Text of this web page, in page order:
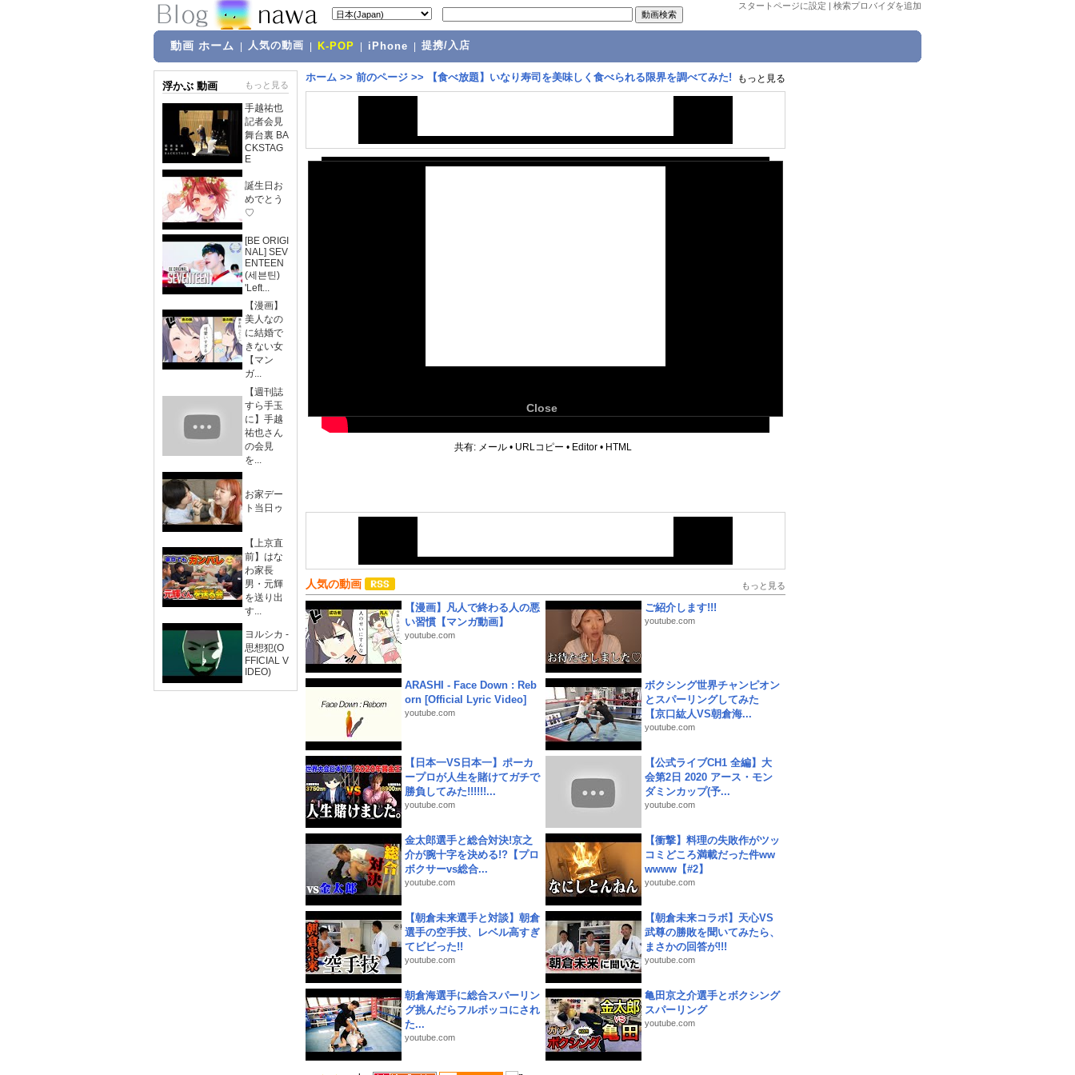
スタートページに設定 | 検索プロバイダを追加
動画 ホーム 人気の動画 K-POP iPhone 提携/入店
浮かぶ 動画 もっと見る
手越祐也
記者会見
舞台裏 BA
CKSTAG
E
誕生日お
めでとう
♡
[BE ORIGI
NAL] SEV
ENTEEN
(세븐틴)
'Left...
【漫画】
美人なの
に結婚で
きない女
【マン
ガ...
【週刊誌
すら手玉
に】手越
祐也さん
の会見
を...
お家デー
ト当日ゥ
【上京直
前】はな
わ家長
男・元輝
を送り出
す...
ヨルシカ -
思想犯(O
FFICIAL V
IDEO)
ホーム >> 前のページ >> 【食べ放題】いなり寿司を美味しく食べられる限界を調べてみた! もっと見る
Close
共有: メール • URLコピー • Editor • HTML
人気の動画 もっと見る
【漫画】凡人で終わる人の悪
い習慣【マンガ動画】
youtube.com
ご紹介します!!!
youtube.com
ARASHI - Face Down : Reb
orn [Official Lyric Video]
youtube.com
ボクシング世界チャンピオン
とスパーリングしてみた
【京口紘人VS朝倉海...
youtube.com
【日本一VS日本一】ポーカ
ープロが人生を賭けてガチで
勝負してみた!!!!!!...
youtube.com
【公式ライブCH1 全編】大
会第2日 2020 アース・モン
ダミンカップ(予...
youtube.com
金太郎選手と総合対決!京之
介が腕十字を決める!?【プロ
ボクサーvs総合...
youtube.com
【衝撃】料理の失敗作がツッ
コミどころ満載だった件ww
wwww【#2】
youtube.com
【朝倉未来選手と対談】朝倉
選手の空手技、レベル高すぎ
てビビった!!
youtube.com
【朝倉未来コラボ】天心VS
武尊の勝敗を聞いてみたら、
まさかの回答が!!!
youtube.com
朝倉海選手に総合スパーリン
グ挑んだらフルボッコにされ
た...
youtube.com
亀田京之介選手とボクシング
スパーリング
youtube.com